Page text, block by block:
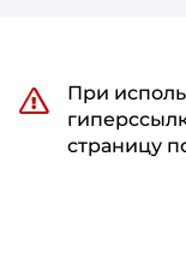
При
страницу